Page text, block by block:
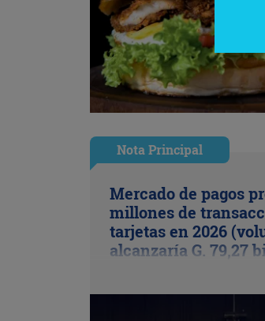
Nota Principal
Mercado de pagos
millones de
tarjetas en 2026
alcanzaría G. 79,27